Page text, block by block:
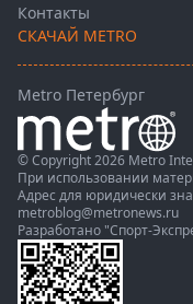
Контакты
СКАЧАЙ METRO
Metro Петербург
© Copyright 2026 Metro
При использовании
Адрес для юридически
metroblog@metronews.ru
Разработано "Спорт-